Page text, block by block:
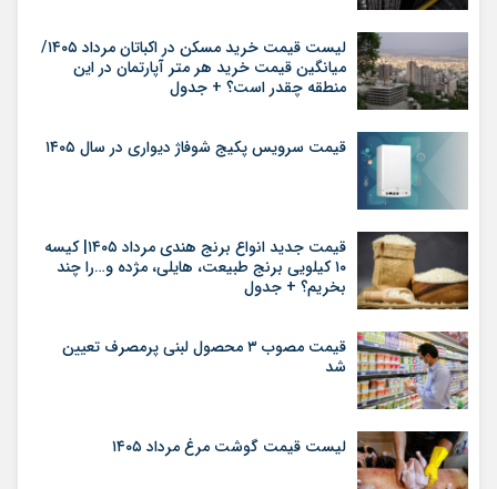
لیست قیمت خرید مسکن در اکباتان مرداد ۱۴۰۵/
میانگین قیمت خرید هر متر آپارتمان در این
منطقه چقدر است؟ + جدول
قیمت سرویس پکیج شوفاژ دیواری در سال ۱۴۰۵
قیمت جدید انواع برنج هندی مرداد ۱۴۰۵| کیسه
۱۰ کیلویی برنج طبیعت، هایلی، مژده و…را چند
بخریم؟ + جدول
قیمت مصوب ۳ محصول لبنی پرمصرف تعیین
شد
لیست قیمت گوشت مرغ مرداد ۱۴۰۵